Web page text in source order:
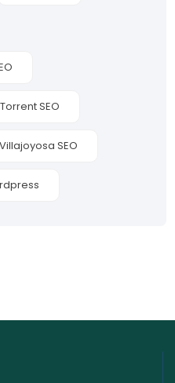
Torrent SEO
Villajoyosa SEO